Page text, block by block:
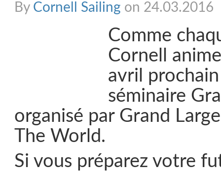
By Cornell Sailing on 24.03.2016
Comme
Cornell
avril
séminaire
organisé par Grand
The World.
Si vous préparez votre